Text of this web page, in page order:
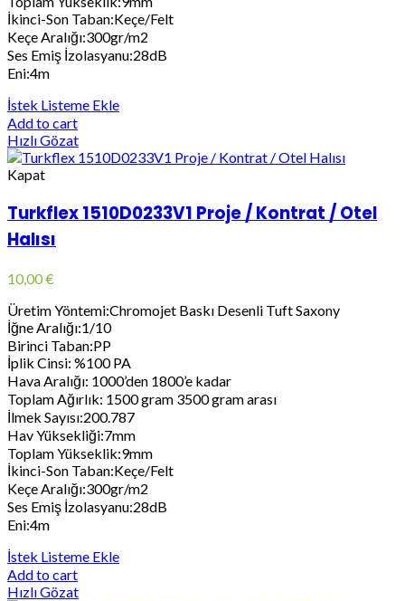
İkinci-Son Taban:Keçe/Felt
Keçe Aralığı:300gr/m2
Ses Emiş İzolasyanu:28dB
Eni:4m
İstek Listeme Ekle
Add to cart
Hızlı Gözat
Kapat
Turkflex 1510D0233V1 Proje / Kontrat / Otel
Halısı
10,00€
Üretim Yöntemi:Chromojet Baskı Desenli Tuft Saxony
İğne Aralığı:1/10
Birinci Taban:PP
İplik Cinsi: %100 PA
Hava Aralığı: 1000’den 1800’e kadar
Toplam Ağırlık: 1500 gram 3500 gram arası
İlmek Sayısı:200.787
Hav Yüksekliği:7mm
Toplam Yükseklik:9mm
İkinci-Son Taban:Keçe/Felt
Keçe Aralığı:300gr/m2
Ses Emiş İzolasyanu:28dB
Eni:4m
İstek Listeme Ekle
Add to cart
Hızlı Gözat